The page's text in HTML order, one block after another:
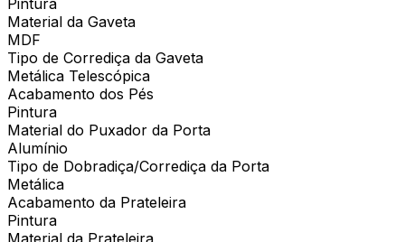
Material da Gaveta
MDF
Tipo de Corrediça da Gaveta
Metálica Telescópica
Acabamento dos Pés
Pintura
Material do Puxador da Porta
Alumínio
Tipo de Dobradiça/Corrediça da Porta
Metálica
Acabamento da Prateleira
Pintura
Material da Prateleira